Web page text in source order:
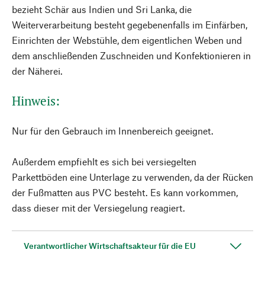
bezieht Schär aus Indien und Sri Lanka, die
Weiterverarbeitung besteht gegebenenfalls im Einfärben,
Einrichten der Webstühle, dem eigentlichen Weben und
dem anschließenden Zuschneiden und Konfektionieren in
der Näherei.
Hinweis:
Nur für den Gebrauch im Innenbereich geeignet.
Außerdem empfiehlt es sich bei versiegelten
Parkettböden eine Unterlage zu verwenden, da der Rücken
der Fußmatten aus PVC besteht. Es kann vorkommen,
dass dieser mit der Versiegelung reagiert.
Verantwortlicher Wirtschaftsakteur für die EU